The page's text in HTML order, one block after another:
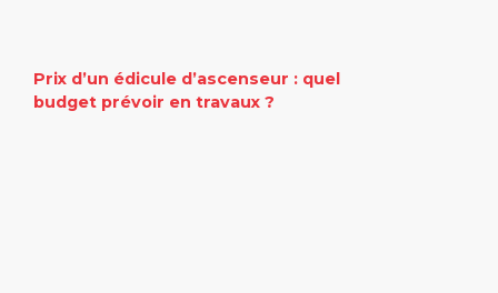
Prix d’un édicule d’ascenseur : quel
budget prévoir en travaux ?